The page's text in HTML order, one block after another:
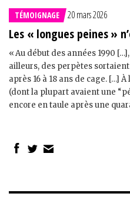
TÉMOIGNAGE 20 mars 2026
Les « longues peines »
« Au début des années 1990
ailleurs, des perpètes
après 16 à 18 ans de cage. […]
(dont la plupart avaient une
encore en taule après une